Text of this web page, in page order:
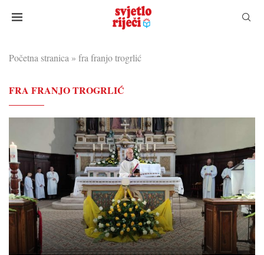
Početna stranica » fra franjo trogrlić
FRA FRANJO TROGRLIĆ